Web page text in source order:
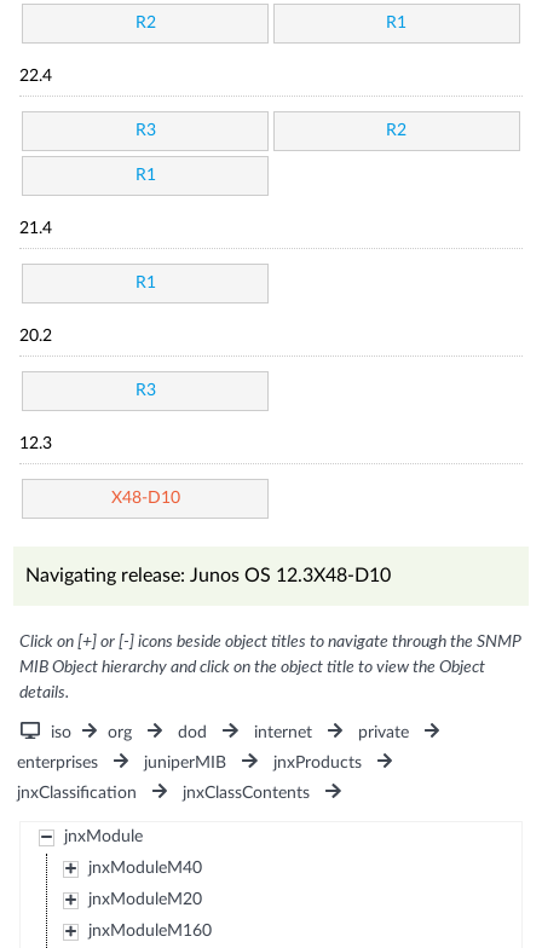
R2 R1
22.4
R3 R2
R1
21.4
R1
20.2
R3
12.3
X48-D10
Navigating release: Junos OS 12.3X48-D10
Click on [+] or [-] icons beside object titles to navigate through the SNMP
MIB Object hierarchy and click on the object title to view the Object
details.
iso org dod internet
private
enterprises
juniperMIB
jnxProducts
jnxClassification
jnxClassContents
jnxModule
jnxModuleM40
jnxModuleM20
jnxModuleM160